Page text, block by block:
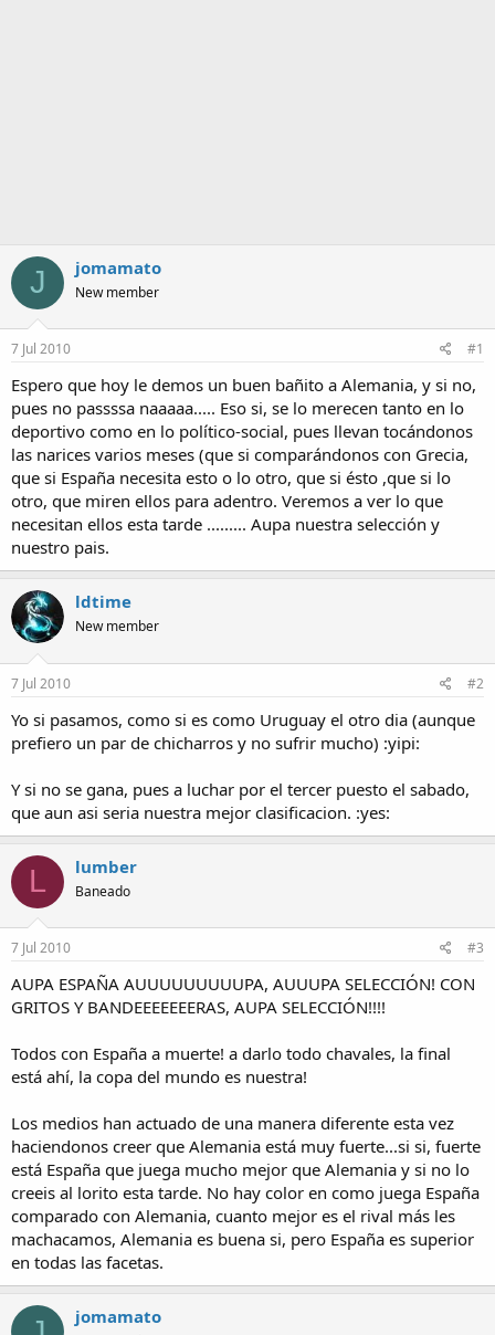
J jomamato
New member
7 Jul 2010 #1
Espero que hoy le demos un buen bañito a Alemania, y si no,
pues no passssa naaaaa..... Eso si, se lo merecen tanto en lo
deportivo como en lo político-social, pues llevan tocándonos
las narices varios meses (que si comparándonos con Grecia,
que si España necesita esto o lo otro, que si ésto ,que si lo
otro, que miren ellos para adentro. Veremos a ver lo que
necesitan ellos esta tarde ......... Aupa nuestra selección y
nuestro pais.
ldtime
New member
7 Jul 2010 #2
Yo si pasamos, como si es como Uruguay el otro dia (aunque
prefiero un par de chicharros y no sufrir mucho) :yipi:
Y si no se gana, pues a luchar por el tercer puesto el sabado,
que aun asi seria nuestra mejor clasificacion. :yes:
L lumber
Baneado
7 Jul 2010 #3
AUPA ESPAÑA AUUUUUUUUUPA, AUUUPA SELECCIÓN! CON
GRITOS Y BANDEEEEEEERAS, AUPA SELECCIÓN!!!!
Todos con España a muerte! a darlo todo chavales, la final
está ahí, la copa del mundo es nuestra!
Los medios han actuado de una manera diferente esta vez
haciendonos creer que Alemania está muy fuerte...si si, fuerte
está España que juega mucho mejor que Alemania y si no lo
creeis al lorito esta tarde. No hay color en como juega España
comparado con Alemania, cuanto mejor es el rival más les
machacamos, Alemania es buena si, pero España es superior
en todas las facetas.
jomamato